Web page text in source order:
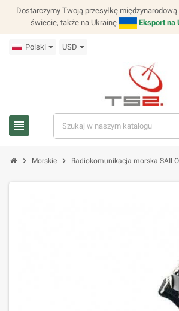
Dostarczymy Twoją przesyłkę
świecie, także na Ukrainę
Eksport na
Polski USD
view_headline
chevron_right Morskie chevron_right Radiokomunikacja morska